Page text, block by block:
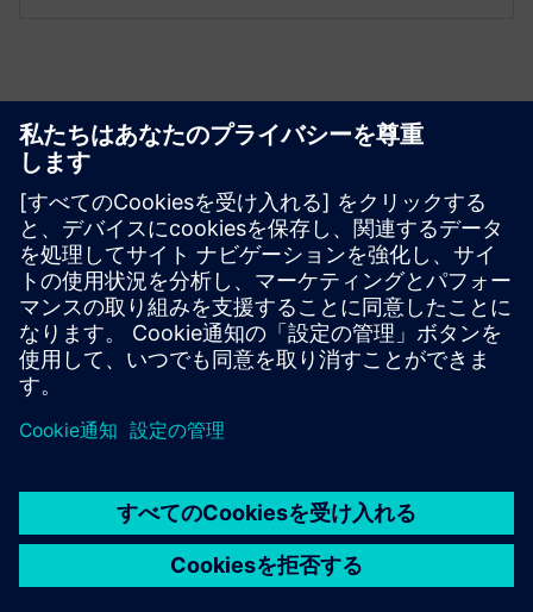
リソースと関連製品の詳細
その他の情報とリソース
VS126データシート
VS126ユーザーガイド
Milesight IoT会社概要2025年